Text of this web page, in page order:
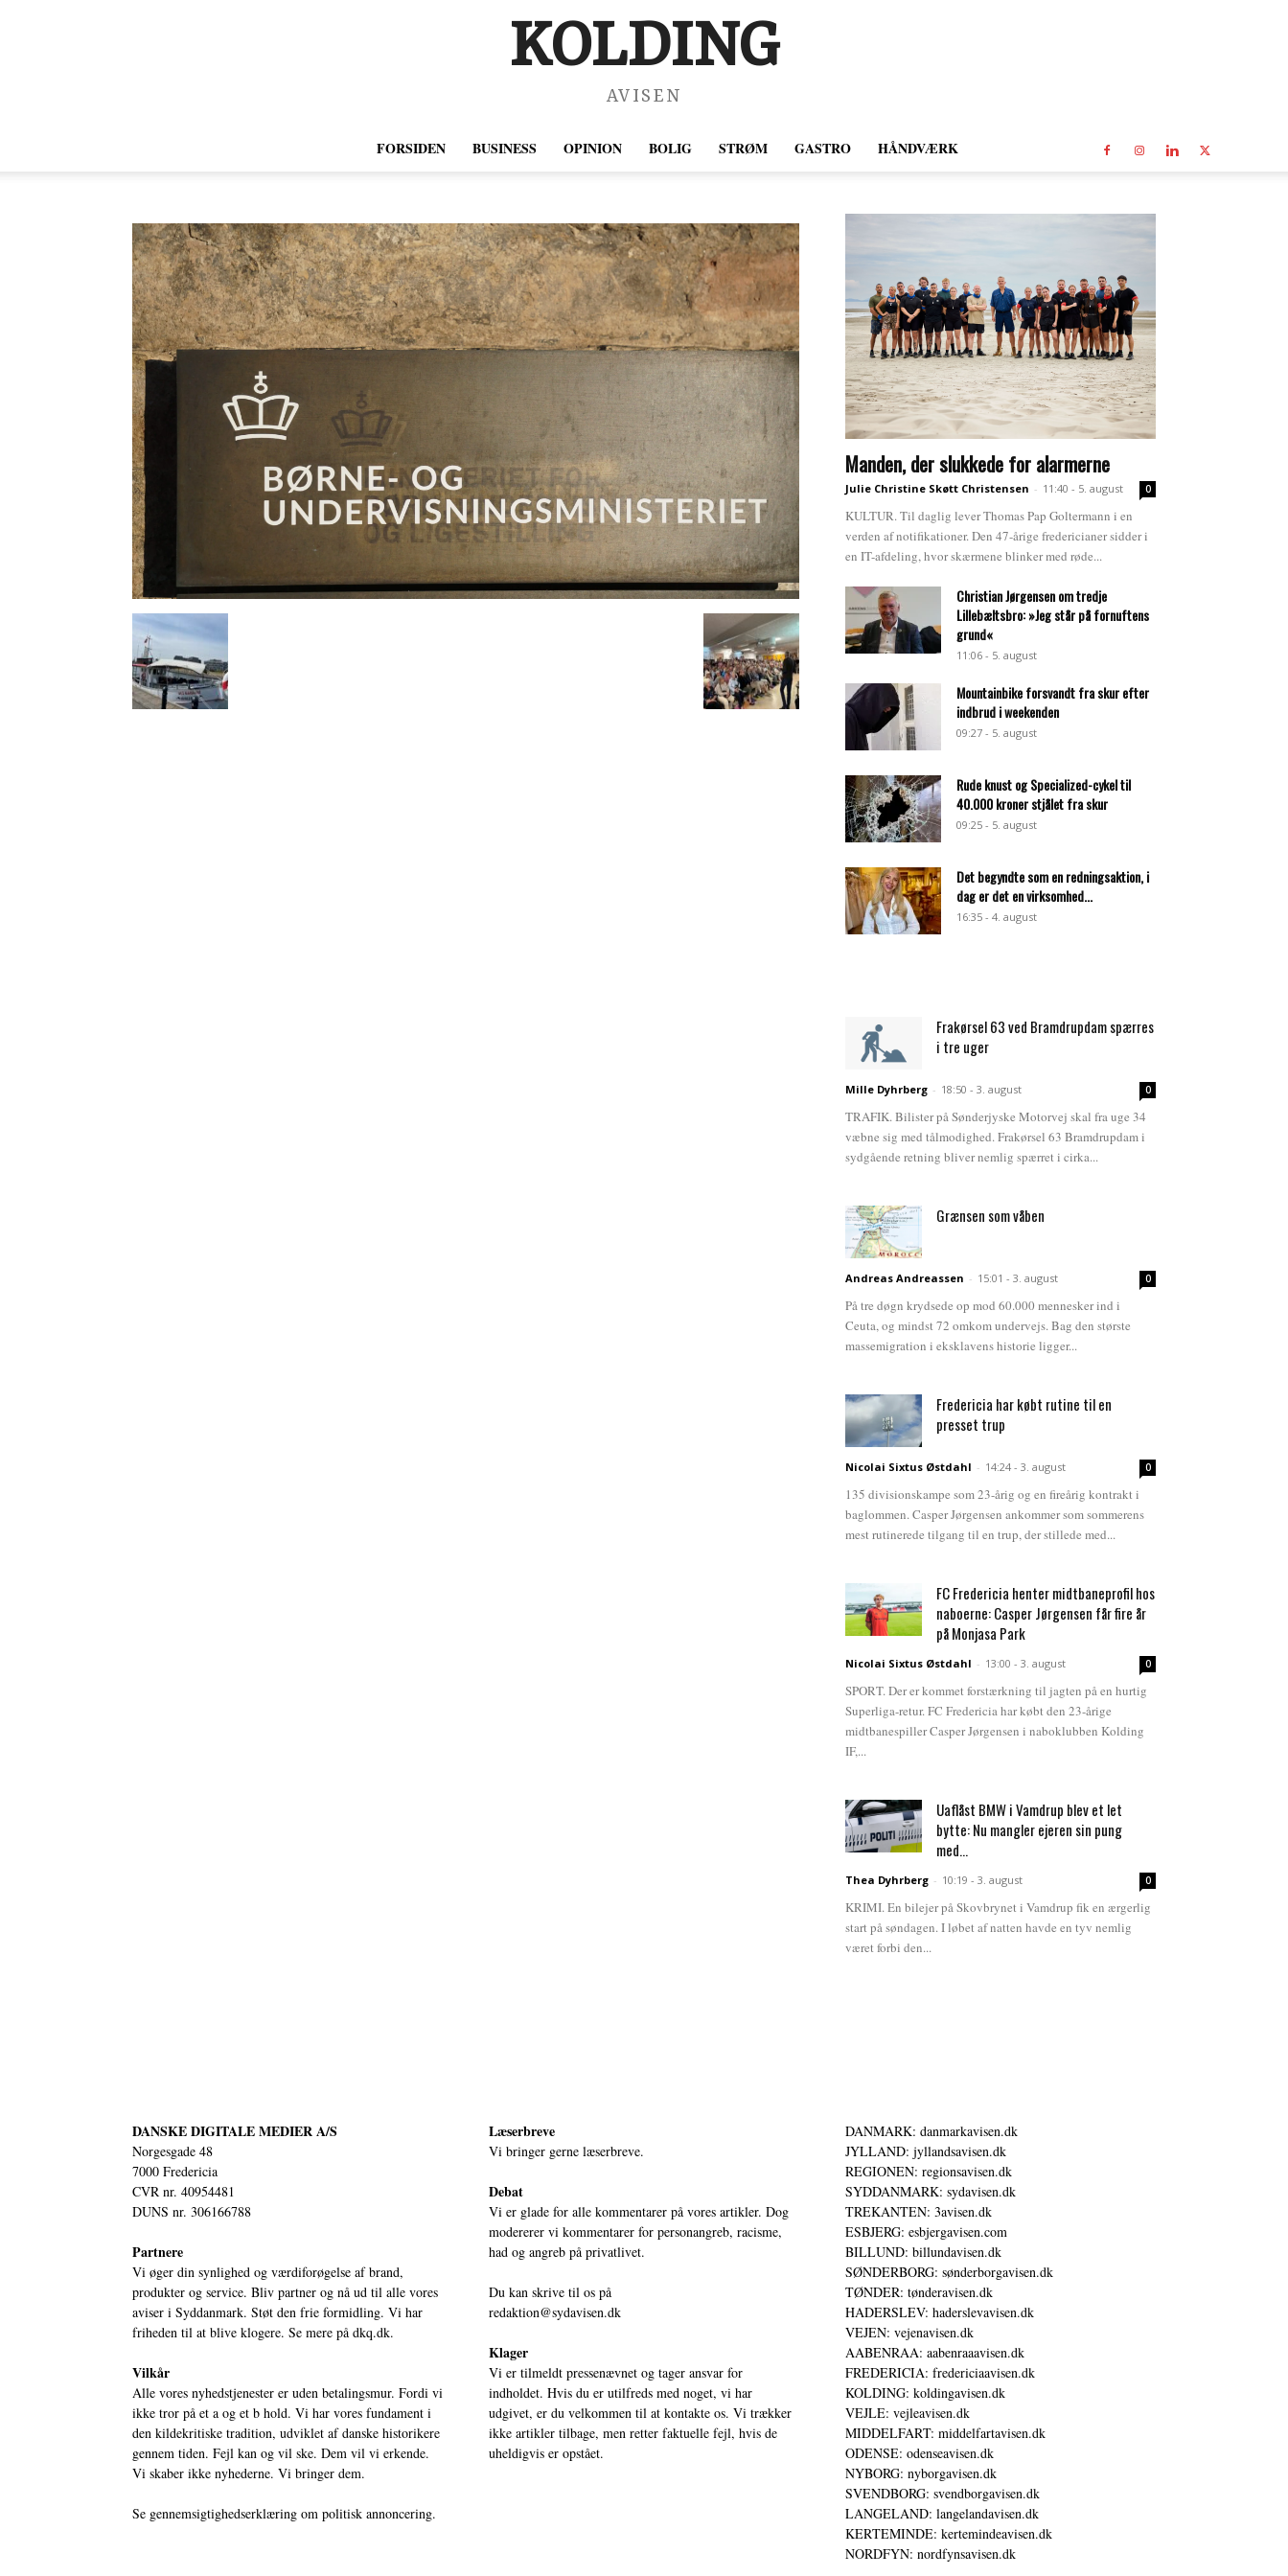
KOLDING
AVISEN
FORSIDEN BUSINESS OPINION BOLIG STRØM GASTRO HÅNDVÆRK
Manden, der slukkede for alarmerne
Julie Christine Skøtt Christensen - 11:40 - 5. august 0
KULTUR. Til daglig lever Thomas Pap Goltermann i en
verden af notifikationer. Den 47-årige fredericianer sidder i
en IT-afdeling, hvor skærmene blinker med røde...
Christian Jørgensen om tredje
Lillebæltsbro: »Jeg står på fornuftens
grund«
11:06 - 5. august
Mountainbike forsvandt fra skur efter
indbrud i weekenden
09:27 - 5. august
Rude knust og Specialized-cykel til
40.000 kroner stjålet fra skur
09:25 - 5. august
Det begyndte som en redningsaktion, i
dag er det en virksomhed...
16:35 - 4. august
Frakørsel 63 ved Bramdrupdam spærres
i tre uger
Mille Dyhrberg - 18:50 - 3. august 0
TRAFIK. Bilister på Sønderjyske Motorvej skal fra uge 34
væbne sig med tålmodighed. Frakørsel 63 Bramdrupdam i
sydgående retning bliver nemlig spærret i cirka...
Grænsen som våben
Andreas Andreassen - 15:01 - 3. august 0
På tre døgn krydsede op mod 60.000 mennesker ind i
Ceuta, og mindst 72 omkom undervejs. Bag den største
massemigration i eksklavens historie ligger...
Fredericia har købt rutine til en
presset trup
Nicolai Sixtus Østdahl - 14:24 - 3. august 0
135 divisionskampe som 23-årig og en fireårig kontrakt i
baglommen. Casper Jørgensen ankommer som sommerens
mest rutinerede tilgang til en trup, der stillede med...
FC Fredericia henter midtbaneprofil hos
naboerne: Casper Jørgensen får fire år
på Monjasa Park
Nicolai Sixtus Østdahl - 13:00 - 3. august 0
SPORT. Der er kommet forstærkning til jagten på en hurtig
Superliga-retur. FC Fredericia har købt den 23-årige
midtbanespiller Casper Jørgensen i naboklubben Kolding
IF,...
Uaflåst BMW i Vamdrup blev et let
bytte: Nu mangler ejeren sin pung
med...
Thea Dyhrberg - 10:19 - 3. august 0
KRIMI. En bilejer på Skovbrynet i Vamdrup fik en ærgerlig
start på søndagen. I løbet af natten havde en tyv nemlig
været forbi den...
DANSKE DIGITALE MEDIER A/S
Norgesgade 48
7000 Fredericia
CVR nr. 40954481
DUNS nr. 306166788
Partnere
Vi øger din synlighed og værdiforøgelse af brand,
produkter og service. Bliv partner og nå ud til alle vores
aviser i Syddanmark. Støt den frie formidling. Vi har
friheden til at blive klogere. Se mere på dkq.dk.
Vilkår
Alle vores nyhedstjenester er uden betalingsmur. Fordi vi
ikke tror på et a og et b hold. Vi har vores fundament i
den kildekritiske tradition, udviklet af danske historikere
gennem tiden. Fejl kan og vil ske. Dem vil vi erkende.
Vi skaber ikke nyhederne. Vi bringer dem.
Se gennemsigtighedserklæring om politisk annoncering.
Læserbreve
Vi bringer gerne læserbreve.
Debat
Vi er glade for alle kommentarer på vores artikler. Dog
modererer vi kommentarer for personangreb, racisme,
had og angreb på privatlivet.
Du kan skrive til os på
redaktion@sydavisen.dk
Klager
Vi er tilmeldt pressenævnet og tager ansvar for
indholdet. Hvis du er utilfreds med noget, vi har
udgivet, er du velkommen til at kontakte os. Vi trækker
ikke artikler tilbage, men retter faktuelle fejl, hvis de
uheldigvis er opstået.
DANMARK: danmarkavisen.dk
JYLLAND: jyllandsavisen.dk
REGIONEN: regionsavisen.dk
SYDDANMARK: sydavisen.dk
TREKANTEN: 3avisen.dk
ESBJERG: esbjergavisen.com
BILLUND: billundavisen.dk
SØNDERBORG: sønderborgavisen.dk
TØNDER: tønderavisen.dk
HADERSLEV: haderslevavisen.dk
VEJEN: vejenavisen.dk
AABENRAA: aabenraaavisen.dk
FREDERICIA: fredericiaavisen.dk
KOLDING: koldingavisen.dk
VEJLE: vejleavisen.dk
MIDDELFART: middelfartavisen.dk
ODENSE: odenseavisen.dk
NYBORG: nyborgavisen.dk
SVENDBORG: svendborgavisen.dk
LANGELAND: langelandavisen.dk
KERTEMINDE: kertemindeavisen.dk
NORDFYN: nordfynsavisen.dk